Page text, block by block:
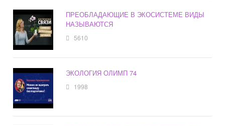
ПРЕОБЛАДАЮЩИЕ В ЭКОСИСТЕМЕ ВИДЫ
НАЗЫВАЮТСЯ
5610
ЭКОЛОГИЯ ОЛИМП 74
1998